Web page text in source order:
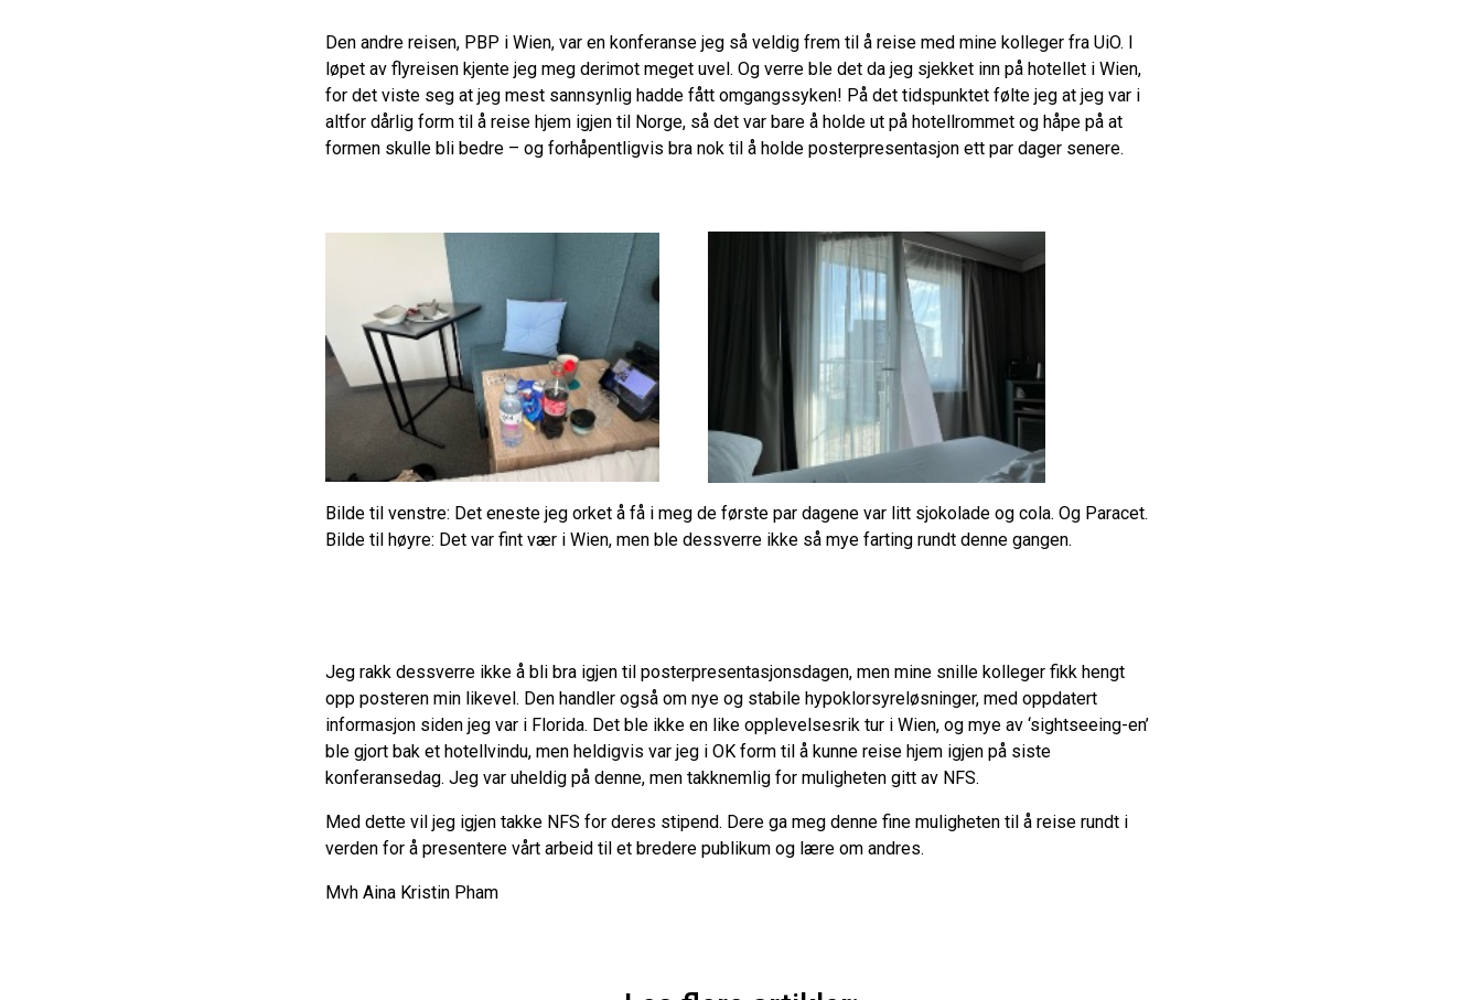
Den andre reisen, PBP i Wien, var en konferanse jeg så veldig frem til å reise med mine kolleger fra UiO. I
løpet av flyreisen kjente jeg meg derimot meget uvel. Og verre ble det da jeg sjekket inn på hotellet i Wien,
for det viste seg at jeg mest sannsynlig hadde fått omgangssyken! På det tidspunktet følte jeg at jeg var i
altfor dårlig form til å reise hjem igjen til Norge, så det var bare å holde ut på hotellrommet og håpe på at
formen skulle bli bedre – og forhåpentligvis bra nok til å holde posterpresentasjon ett par dager senere.
Bilde til venstre: Det eneste jeg orket å få i meg de første par dagene var litt sjokolade og cola. Og Paracet.
Bilde til høyre: Det var fint vær i Wien, men ble dessverre ikke så mye farting rundt denne gangen.
Jeg rakk dessverre ikke å bli bra igjen til posterpresentasjonsdagen, men mine snille kolleger fikk hengt
opp posteren min likevel. Den handler også om nye og stabile hypoklorsyreløsninger, med oppdatert
informasjon siden jeg var i Florida. Det ble ikke en like opplevelsesrik tur i Wien, og mye av ‘sightseeing-en’
ble gjort bak et hotellvindu, men heldigvis var jeg i OK form til å kunne reise hjem igjen på siste
konferansedag. Jeg var uheldig på denne, men takknemlig for muligheten gitt av NFS.
Med dette vil jeg igjen takke NFS for deres stipend. Dere ga meg denne fine muligheten til å reise rundt i
verden for å presentere vårt arbeid til et bredere publikum og lære om andres.
Mvh Aina Kristin Pham